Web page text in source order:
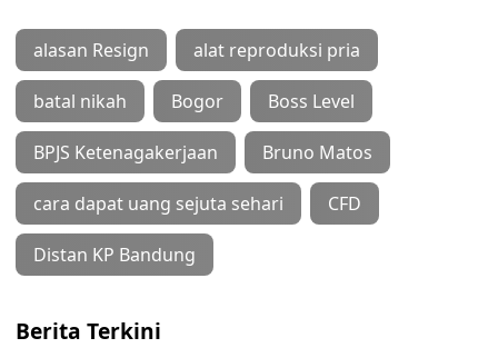
alasan Resign alat reproduksi pria
batal nikah Bogor Boss Level
BPJS Ketenagakerjaan Bruno Matos
cara dapat uang sejuta sehari CFD
Distan KP Bandung
Berita Terkini